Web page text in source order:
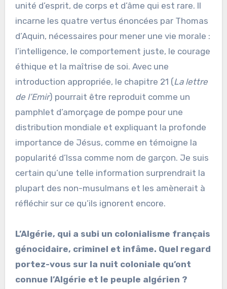
unité d’esprit, de corps et d’âme qui est rare. Il
incarne les quatre vertus énoncées par Thomas
d’Aquin, nécessaires pour mener une vie morale :
l’intelligence, le comportement juste, le courage
éthique et la maîtrise de soi. Avec une
introduction appropriée, le chapitre 21 (La lettre
de l’Emir) pourrait être reproduit comme un
pamphlet d’amorçage de pompe pour une
distribution mondiale et expliquant la profonde
importance de Jésus, comme en témoigne la
popularité d’Issa comme nom de garçon. Je suis
certain qu’une telle information surprendrait la
plupart des non-musulmans et les amènerait à
réfléchir sur ce qu’ils ignorent encore.
L’Algérie, qui a subi un colonialisme français
génocidaire, criminel et infâme. Quel regard
portez-vous sur la nuit coloniale qu’ont
connue l’Algérie et le peuple algérien ?